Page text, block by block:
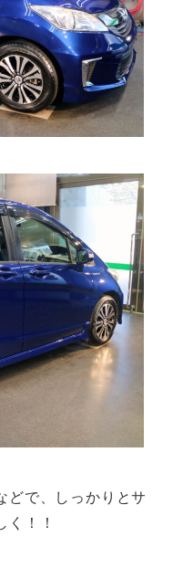
どで、しっかりとサ
！！